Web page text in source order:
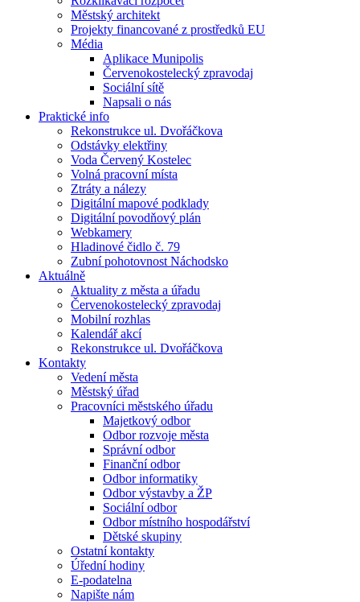
Městský architekt
Projekty financované z prostředků EU
Média
Aplikace Munipolis
Červenokostelecký zpravodaj
Sociální sítě
Napsali o nás
Praktické info
Rekonstrukce ul. Dvořáčkova
Odstávky elektřiny
Voda Červený Kostelec
Volná pracovní místa
Ztráty a nálezy
Digitální mapové podklady
Digitální povodňový plán
Webkamery
Hladinové čidlo č. 79
Zubní pohotovnost Náchodsko
Aktuálně
Aktuality z města a úřadu
Červenokostelecký zpravodaj
Mobilní rozhlas
Kalendář akcí
Rekonstrukce ul. Dvořáčkova
Kontakty
Vedení města
Městský úřad
Pracovníci městského úřadu
Majetkový odbor
Odbor rozvoje města
Správní odbor
Finanční odbor
Odbor informatiky
Odbor výstavby a ŽP
Sociální odbor
Odbor místního hospodářství
Dětské skupiny
Ostatní kontakty
Úřední hodiny
E-podatelna
Napište nám